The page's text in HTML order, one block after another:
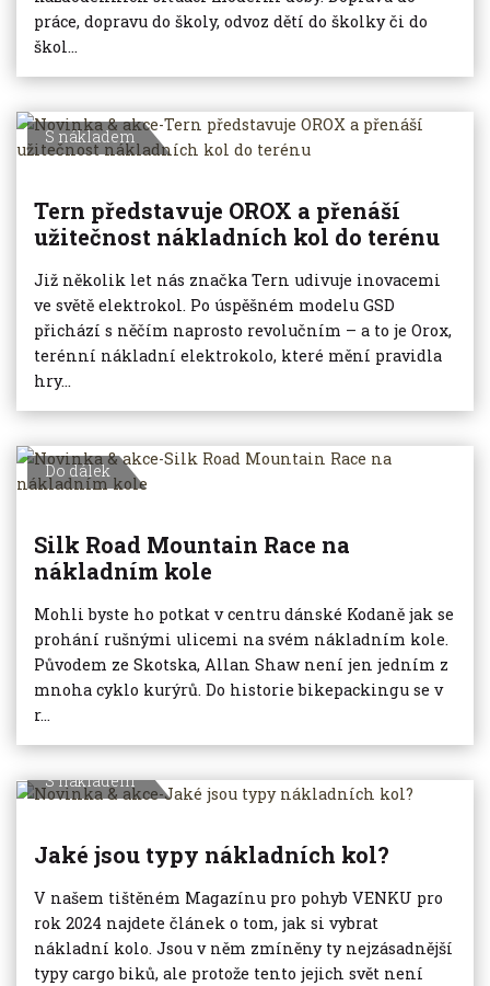
práce, dopravu do školy, odvoz dětí do školky či do
škol...
S nákladem
Tern představuje OROX a přenáší
užitečnost nákladních kol do terénu
Již několik let nás značka Tern udivuje inovacemi
ve světě elektrokol. Po úspěšném modelu GSD
přichází s něčím naprosto revolučním – a to je Orox,
terénní nákladní elektrokolo, které mění pravidla
hry...
Do dálek
Silk Road Mountain Race na
nákladním kole
Mohli byste ho potkat v centru dánské Kodaně jak se
prohání rušnými ulicemi na svém nákladním kole.
Původem ze Skotska, Allan Shaw není jen jedním z
mnoha cyklo kurýrů. Do historie bikepackingu se v
r...
S nákladem
Jaké jsou typy nákladních kol?
V našem tištěném Magazínu pro pohyb VENKU pro
rok 2024 najdete článek o tom, jak si vybrat
nákladní kolo. Jsou v něm zmíněny ty nejzásadnější
typy cargo biků, ale protože tento jejich svět není